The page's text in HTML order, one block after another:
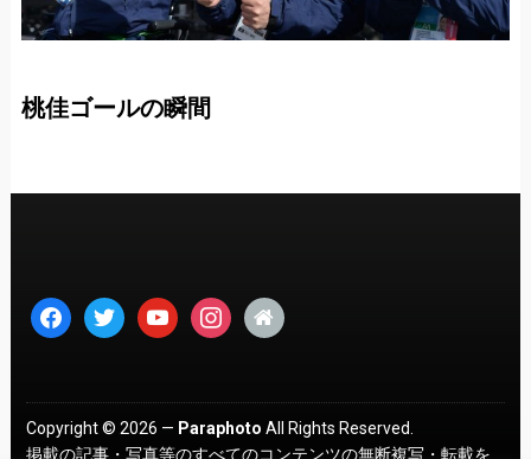
桃佳ゴールの瞬間
facebooktwitter youtubeinstagram
home
Copyright © 2026 — Paraphoto All Rights Reserved.
掲載の記事・写真等のすべてのコンテンツの無断複写・転載を